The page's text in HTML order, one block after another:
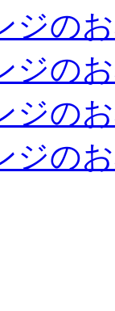
ジの
ジの
ジの
ジの